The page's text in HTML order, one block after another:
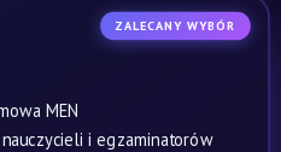
ZALECANY WYBÓR
MEN
i egzaminatorów